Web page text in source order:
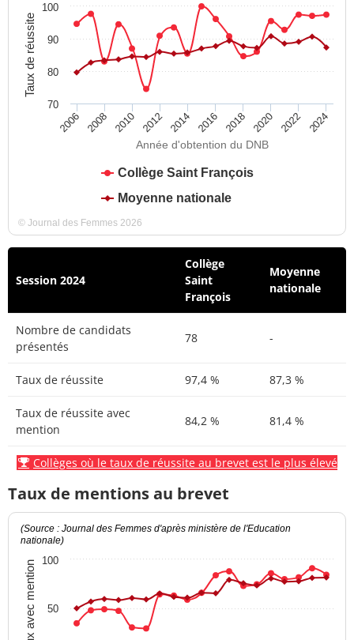
Année d'obtention du DNB
Taux de réussite
Collège Saint François
Moyenne nationale
2006 2008 2010 2012 2014 2016 2018 2020 2022 2024
70
80
90
100
© Journal des Femmes 2026
Session 2024
Collège
Saint
François
Moyenne
nationale
Nombre de candidats
présentés
78 -
Taux de réussite 97,4 % 87,3 %
Taux de réussite avec
mention
84,2 % 81,4 %
Collèges où le taux de réussite au brevet est le plus élevé
Taux de mentions au brevet
Taux avec mention
(Source : Journal des Femmes d'après ministère de l'Education
nationale)
50
100